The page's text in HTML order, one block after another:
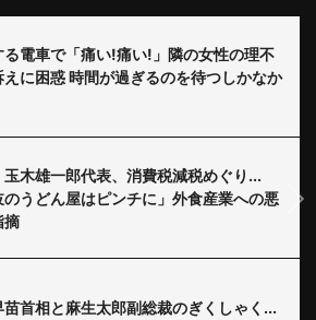
る電車で「痛い!痛い!」隣の女性の理不
えに困惑 時間が過ぎるのを待つしかなか
玉木雄一郎代表、消費税減税めぐり...
のうどん屋はピンチに」外食産業への悪
摘
苗首相と麻生太郎副総裁のぎくしゃく...